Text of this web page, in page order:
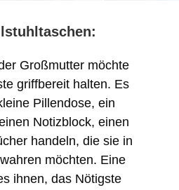
Großmutter möchte
griffbereit halten. Es
Pillendose, ein
Notizblock, einen
handeln, die sie in
möchten. Eine
ihnen, das Nötigste